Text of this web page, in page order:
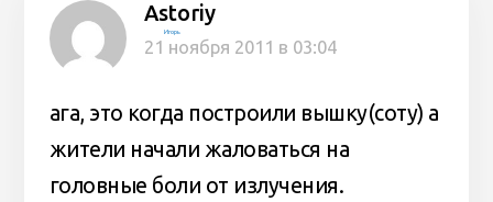
Astoriy
Игорь
21 ноября 2011 в 03:04
ага, это когда построили вышку(соту) а
жители начали жаловаться на
головные боли от излучения.